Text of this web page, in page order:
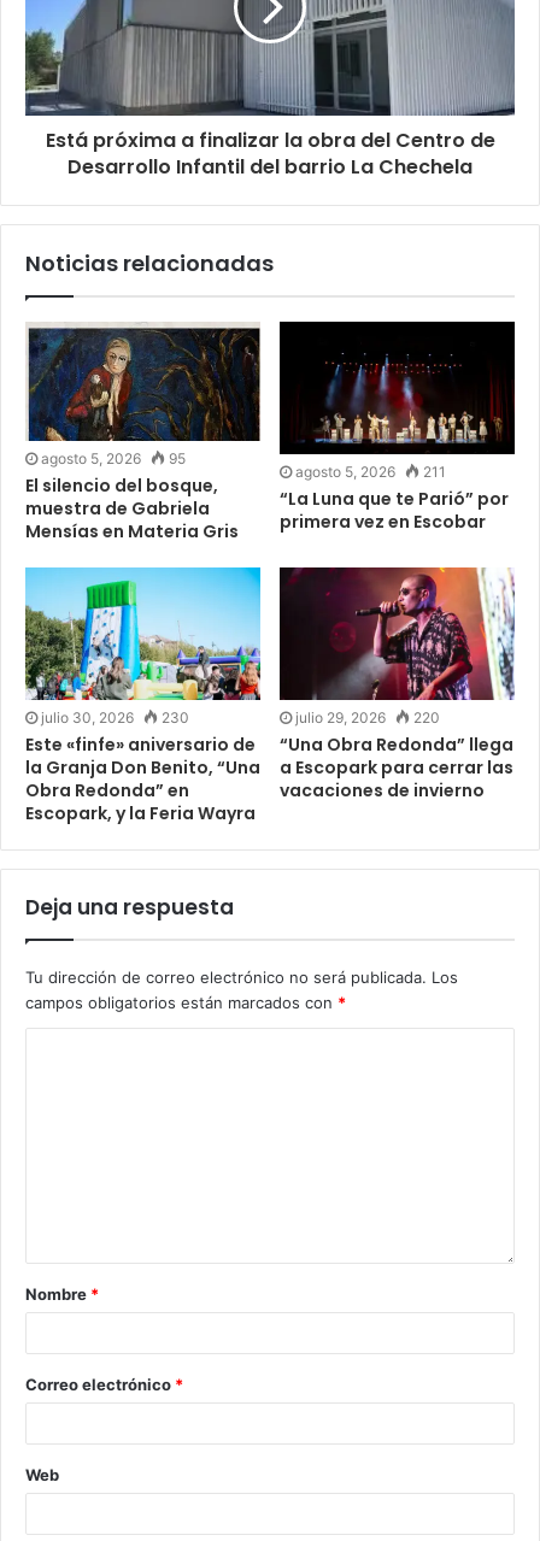
Está próxima a finalizar la obra del Centro de
Desarrollo Infantil del barrio La Chechela
Noticias relacionadas
agosto 5, 2026 95
El silencio del bosque,
muestra de Gabriela
Mensías en Materia Gris
agosto 5, 2026 211
“La Luna que te Parió” por
primera vez en Escobar
julio 30, 2026 230
Este «finfe» aniversario de
la Granja Don Benito, “Una
Obra Redonda” en
Escopark, y la Feria Wayra
julio 29, 2026 220
“Una Obra Redonda” llega
a Escopark para cerrar las
vacaciones de invierno
Deja una respuesta
Tu dirección de correo electrónico no será publicada. Los
campos obligatorios están marcados con *
Nombre *
Correo electrónico *
Web